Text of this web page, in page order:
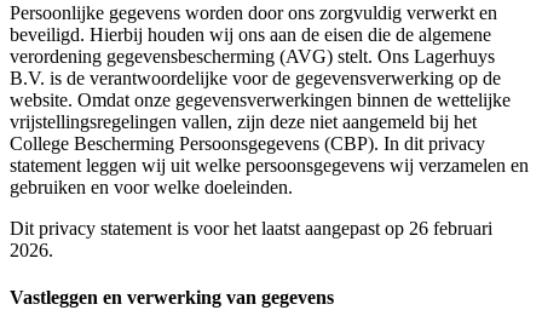
Persoonlijke gegevens worden door ons zorgvuldig verwerkt en
beveiligd. Hierbij houden wij ons aan de eisen die de algemene
verordening gegevensbescherming (AVG) stelt. Ons Lagerhuys
B.V. is de verantwoordelijke voor de gegevensverwerking op de
website. Omdat onze gegevensverwerkingen binnen de wettelijke
vrijstellingsregelingen vallen, zijn deze niet aangemeld bij het
College Bescherming Persoonsgegevens (CBP). In dit privacy
statement leggen wij uit welke persoonsgegevens wij verzamelen en
gebruiken en voor welke doeleinden.
Dit privacy statement is voor het laatst aangepast op 26 februari
2026.
Vastleggen en verwerking van gegevens